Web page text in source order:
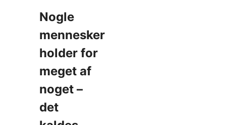
Nogle
mennesker
holder for
meget af
noget –
det